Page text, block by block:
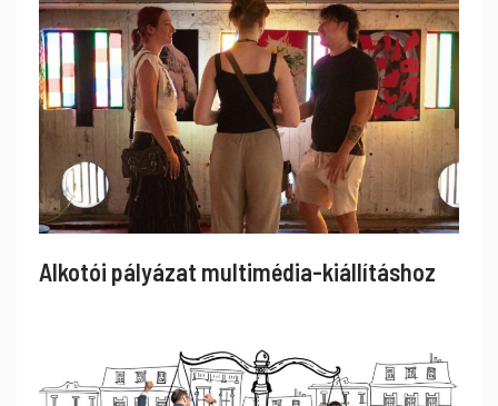
Alkotói pályázat multimédia-kiállításhoz